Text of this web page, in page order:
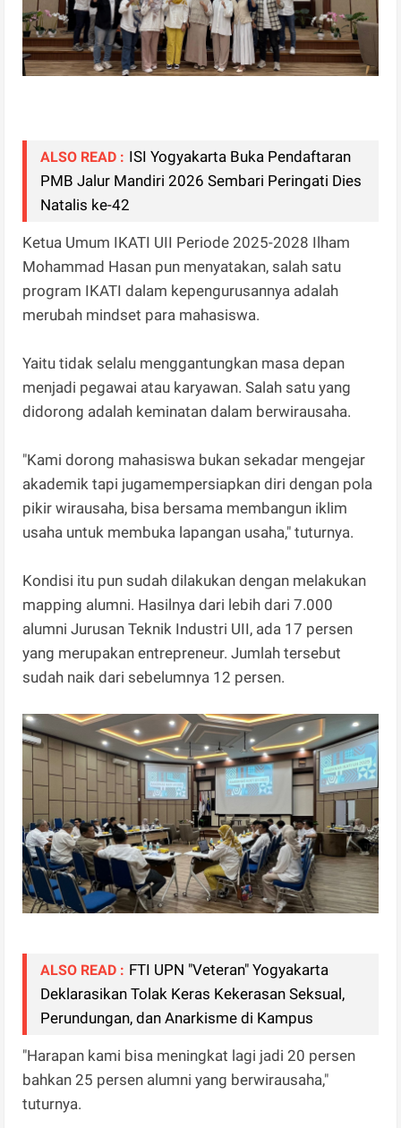
ALSO READ : ISI Yogyakarta Buka Pendaftaran
PMB Jalur Mandiri 2026 Sembari Peringati Dies
Natalis ke-42
Ketua Umum IKATI UII Periode 2025-2028 Ilham
Mohammad Hasan pun menyatakan, salah satu
program IKATI dalam kepengurusannya adalah
merubah mindset para mahasiswa.
Yaitu tidak selalu menggantungkan masa depan
menjadi pegawai atau karyawan. Salah satu yang
didorong adalah keminatan dalam berwirausaha.
"Kami dorong mahasiswa bukan sekadar mengejar
akademik tapi jugamempersiapkan diri dengan pola
pikir wirausaha, bisa bersama membangun iklim
usaha untuk membuka lapangan usaha," tuturnya.
Kondisi itu pun sudah dilakukan dengan melakukan
mapping alumni. Hasilnya dari lebih dari 7.000
alumni Jurusan Teknik Industri UII, ada 17 persen
yang merupakan entrepreneur. Jumlah tersebut
sudah naik dari sebelumnya 12 persen.
ALSO READ : FTI UPN "Veteran" Yogyakarta
Deklarasikan Tolak Keras Kekerasan Seksual,
Perundungan, dan Anarkisme di Kampus
"Harapan kami bisa meningkat lagi jadi 20 persen
bahkan 25 persen alumni yang berwirausaha,"
tuturnya.